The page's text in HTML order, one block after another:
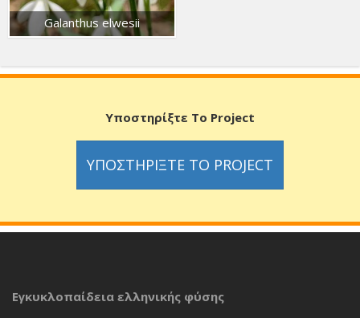
Galanthus elwesii
Υποστηρίξτε Το Project
ΥΠΟΣΤΗΡΊΞΤΕ ΤΟ PROJECT
Εγκυκλοπαίδεια ελληνικής φύσης